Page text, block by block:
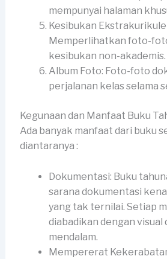
mempunyai halaman
Kesibukan
Memperlihatkan foto-
kesibukan non-akademis.
Album Foto: Foto-foto
perjalanan kelas selama
Kegunaan dan Manfaat Buku
Ada banyak manfaat dari buku
diantaranya :
Dokumentasi: Buku
sarana dokumentasi
yang tak ternilai. Setiap
diabadikan dengan visual
mendalam.
Mempererat